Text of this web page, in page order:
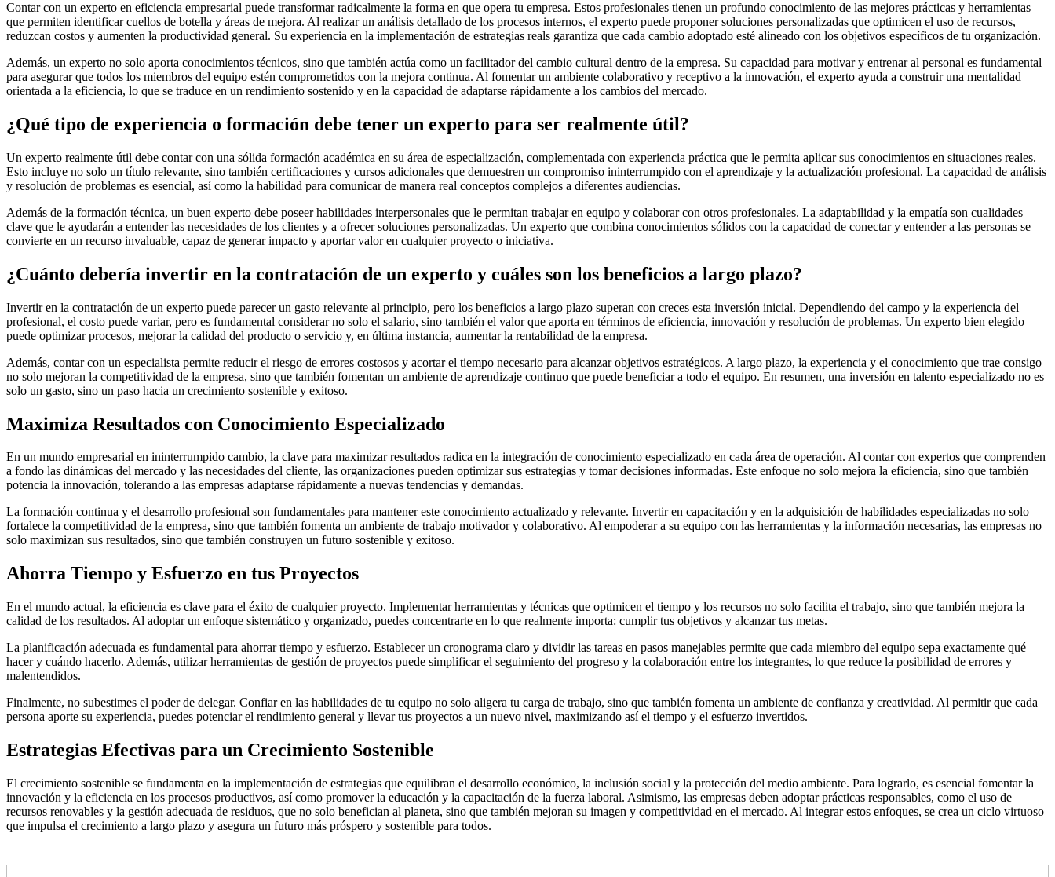
Contar con un experto en eficiencia empresarial puede transformar radicalmente la forma en que opera tu empresa. Estos profesionales tienen un profundo conocimiento de las mejores prácticas y herramientas
que permiten identificar cuellos de botella y áreas de mejora. Al realizar un análisis detallado de los procesos internos, el experto puede proponer soluciones personalizadas que optimicen el uso de recursos,
reduzcan costos y aumenten la productividad general. Su experiencia en la implementación de estrategias reals garantiza que cada cambio adoptado esté alineado con los objetivos específicos de tu organización.
Además, un experto no solo aporta conocimientos técnicos, sino que también actúa como un facilitador del cambio cultural dentro de la empresa. Su capacidad para motivar y entrenar al personal es fundamental
para asegurar que todos los miembros del equipo estén comprometidos con la mejora continua. Al fomentar un ambiente colaborativo y receptivo a la innovación, el experto ayuda a construir una mentalidad
orientada a la eficiencia, lo que se traduce en un rendimiento sostenido y en la capacidad de adaptarse rápidamente a los cambios del mercado.
¿Qué tipo de experiencia o formación debe tener un experto para ser realmente útil?
Un experto realmente útil debe contar con una sólida formación académica en su área de especialización, complementada con experiencia práctica que le permita aplicar sus conocimientos en situaciones reales.
Esto incluye no solo un título relevante, sino también certificaciones y cursos adicionales que demuestren un compromiso ininterrumpido con el aprendizaje y la actualización profesional. La capacidad de análisis
y resolución de problemas es esencial, así como la habilidad para comunicar de manera real conceptos complejos a diferentes audiencias.
Además de la formación técnica, un buen experto debe poseer habilidades interpersonales que le permitan trabajar en equipo y colaborar con otros profesionales. La adaptabilidad y la empatía son cualidades
clave que le ayudarán a entender las necesidades de los clientes y a ofrecer soluciones personalizadas. Un experto que combina conocimientos sólidos con la capacidad de conectar y entender a las personas se
convierte en un recurso invaluable, capaz de generar impacto y aportar valor en cualquier proyecto o iniciativa.
¿Cuánto debería invertir en la contratación de un experto y cuáles son los beneficios a largo plazo?
Invertir en la contratación de un experto puede parecer un gasto relevante al principio, pero los beneficios a largo plazo superan con creces esta inversión inicial. Dependiendo del campo y la experiencia del
profesional, el costo puede variar, pero es fundamental considerar no solo el salario, sino también el valor que aporta en términos de eficiencia, innovación y resolución de problemas. Un experto bien elegido
puede optimizar procesos, mejorar la calidad del producto o servicio y, en última instancia, aumentar la rentabilidad de la empresa.
Además, contar con un especialista permite reducir el riesgo de errores costosos y acortar el tiempo necesario para alcanzar objetivos estratégicos. A largo plazo, la experiencia y el conocimiento que trae consigo
no solo mejoran la competitividad de la empresa, sino que también fomentan un ambiente de aprendizaje continuo que puede beneficiar a todo el equipo. En resumen, una inversión en talento especializado no es
solo un gasto, sino un paso hacia un crecimiento sostenible y exitoso.
Maximiza Resultados con Conocimiento Especializado
En un mundo empresarial en ininterrumpido cambio, la clave para maximizar resultados radica en la integración de conocimiento especializado en cada área de operación. Al contar con expertos que comprenden
a fondo las dinámicas del mercado y las necesidades del cliente, las organizaciones pueden optimizar sus estrategias y tomar decisiones informadas. Este enfoque no solo mejora la eficiencia, sino que también
potencia la innovación, tolerando a las empresas adaptarse rápidamente a nuevas tendencias y demandas.
La formación continua y el desarrollo profesional son fundamentales para mantener este conocimiento actualizado y relevante. Invertir en capacitación y en la adquisición de habilidades especializadas no solo
fortalece la competitividad de la empresa, sino que también fomenta un ambiente de trabajo motivador y colaborativo. Al empoderar a su equipo con las herramientas y la información necesarias, las empresas no
solo maximizan sus resultados, sino que también construyen un futuro sostenible y exitoso.
Ahorra Tiempo y Esfuerzo en tus Proyectos
En el mundo actual, la eficiencia es clave para el éxito de cualquier proyecto. Implementar herramientas y técnicas que optimicen el tiempo y los recursos no solo facilita el trabajo, sino que también mejora la
calidad de los resultados. Al adoptar un enfoque sistemático y organizado, puedes concentrarte en lo que realmente importa: cumplir tus objetivos y alcanzar tus metas.
La planificación adecuada es fundamental para ahorrar tiempo y esfuerzo. Establecer un cronograma claro y dividir las tareas en pasos manejables permite que cada miembro del equipo sepa exactamente qué
hacer y cuándo hacerlo. Además, utilizar herramientas de gestión de proyectos puede simplificar el seguimiento del progreso y la colaboración entre los integrantes, lo que reduce la posibilidad de errores y
malentendidos.
Finalmente, no subestimes el poder de delegar. Confiar en las habilidades de tu equipo no solo aligera tu carga de trabajo, sino que también fomenta un ambiente de confianza y creatividad. Al permitir que cada
persona aporte su experiencia, puedes potenciar el rendimiento general y llevar tus proyectos a un nuevo nivel, maximizando así el tiempo y el esfuerzo invertidos.
Estrategias Efectivas para un Crecimiento Sostenible
El crecimiento sostenible se fundamenta en la implementación de estrategias que equilibran el desarrollo económico, la inclusión social y la protección del medio ambiente. Para lograrlo, es esencial fomentar la
innovación y la eficiencia en los procesos productivos, así como promover la educación y la capacitación de la fuerza laboral. Asimismo, las empresas deben adoptar prácticas responsables, como el uso de
recursos renovables y la gestión adecuada de residuos, que no solo benefician al planeta, sino que también mejoran su imagen y competitividad en el mercado. Al integrar estos enfoques, se crea un ciclo virtuoso
que impulsa el crecimiento a largo plazo y asegura un futuro más próspero y sostenible para todos.